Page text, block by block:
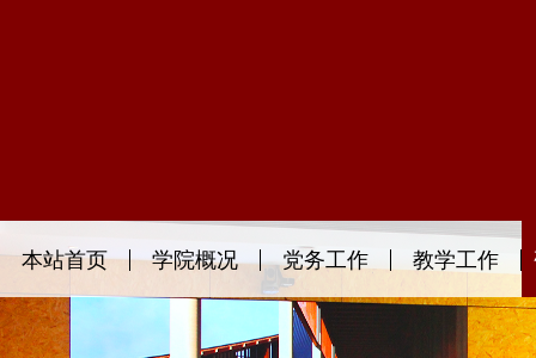
本站首页 学院概况 党务工作 教学工作